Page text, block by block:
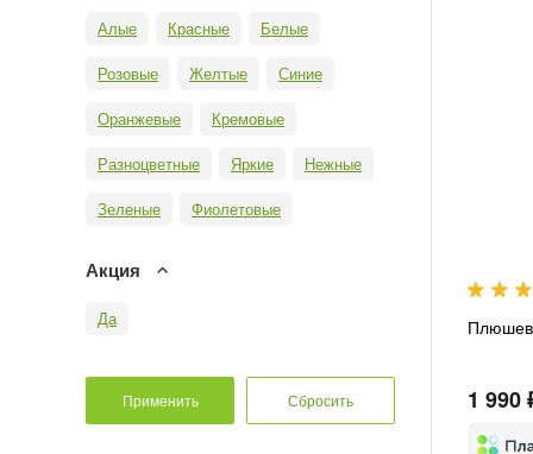
Алые Красные
Белые
Розовые
Желтые
Синие
Оранжевые
Кремовые
Разноцветные
Яркие
Нежные
Зеленые
Фиолетовые
Акция
Да
1 990